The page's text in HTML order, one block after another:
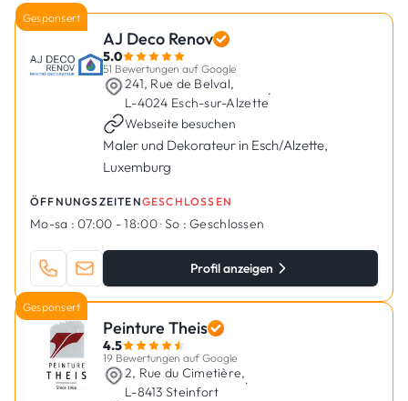
Sind Sie Handwerker?
Einloggen
Gesponsert
AJ Deco Renov
5.0
51 Bewertungen auf Google
241, Rue de Belval,
L-4024 Esch-sur-Alzette
·
Webseite besuchen
Maler und Dekorateur in Esch/Alzette,
Luxemburg
ÖFFNUNGSZEITENGESCHLOSSEN
Mo-sa : 07:00 - 18:00·So : Geschlossen
Profil anzeigen
Gesponsert
Peinture Theis
4.5
19 Bewertungen auf Google
2, Rue du Cimetière,
L-8413 Steinfort
·